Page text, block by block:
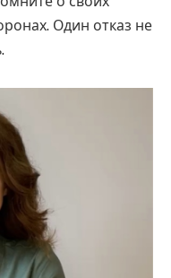
Один отказ не